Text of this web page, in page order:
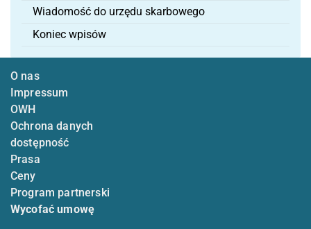
Wiadomość do urzędu skarbowego
Koniec wpisów
O nas
Impressum
OWH
Ochrona danych
dostępność
Prasa
Ceny
Program partnerski
Wycofać umowę